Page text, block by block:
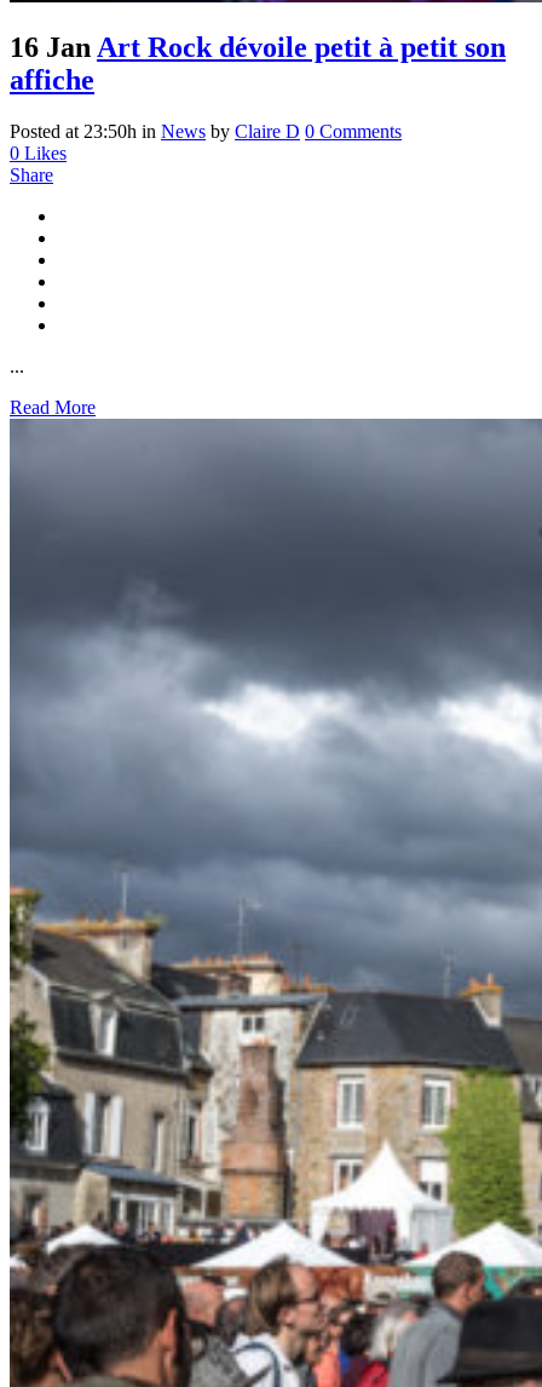
16 Jan Art Rock dévoile petit à petit son
affiche
Posted at 23:50h in News by Claire D 0 Comments
0 Likes
Share
...
Read More